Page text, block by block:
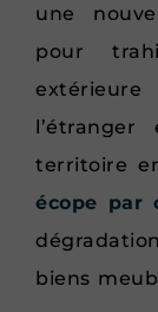
une
pour
territoire
écope par
biens